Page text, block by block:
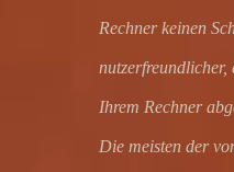
Rechner keinen
nutzerfreundlicher,
Ihrem Rechner
Die meisten der